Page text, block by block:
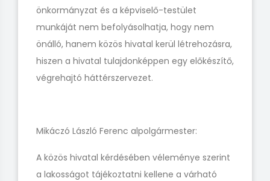
önkormányzat és a képviselő-testület
munkáját nem befolyásolhatja, hogy nem
önálló, hanem közös hivatal kerül létrehozásra,
hiszen a hivatal tulajdonképpen egy előkészítő,
végrehajtó háttérszervezet.
Mikáczó László Ferenc alpolgármester:
A közös hivatal kérdésében véleménye szerint
a lakosságot tájékoztatni kellene a várható